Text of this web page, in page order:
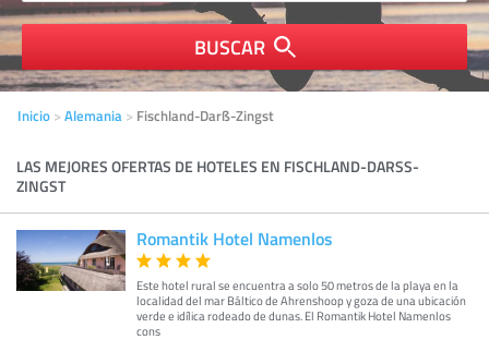
BUSCAR
Inicio Alemania Fischland-Darß-Zingst
LAS MEJORES OFERTAS DE HOTELES EN FISCHLAND-DARSS-Z
INGST
Romantik Hotel Namenlos
Este hotel rural se encuentra a solo 50 metros de la playa en la
localidad del mar Báltico de Ahrenshoop y goza de una ubicación
verde e idílica rodeado de dunas. El Romantik Hotel Namenlos
cons